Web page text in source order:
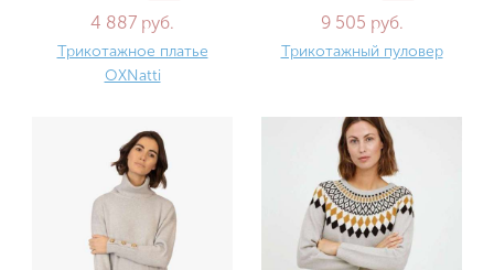
4 887 руб.
Трикотажное платье
OXNatti
9 505 руб.
Трикотажный пуловер